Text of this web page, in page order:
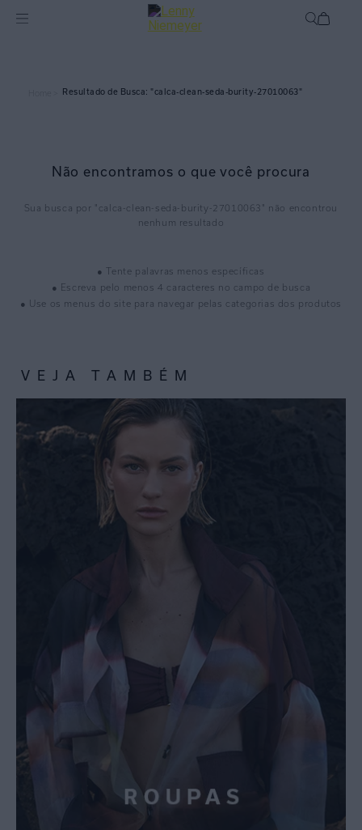
calca-clean-seda-burity-27010063
Não encontramos o que você procura
calca-clean-seda-burity-27010063
● Tente palavras menos específicas
● Escreva pelo menos 4 caracteres no campo de busca
● Use os menus do site para navegar pelas categorias dos produtos
VEJA TAMBÉM